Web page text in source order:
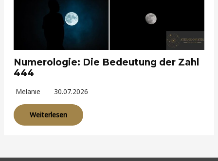
Numerologie: Die Bedeutung der Zahl
444
Melanie 30.07.2026
Weiterlesen